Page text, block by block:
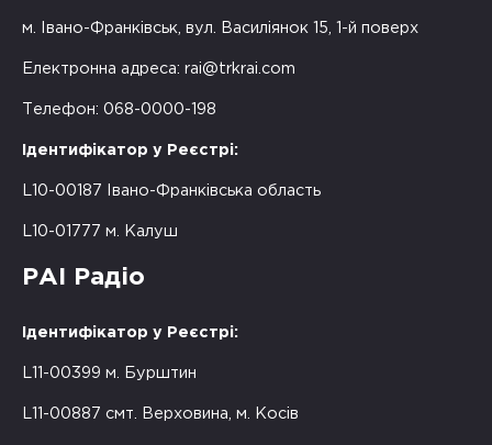
м. Івано-Франківськ, вул. Василіянок 15, 1-й поверх
Електронна адреса: rai@trkrai.com
Телефон: 068-0000-198
Ідентифікатор у Реєстрі:
L10-00187 Івано-Франківська область
L10-01777 м. Калуш
РАІ Радіо
Ідентифікатор у Реєстрі:
L11-00399 м. Бурштин
L11-00887 смт. Верховина, м. Косів